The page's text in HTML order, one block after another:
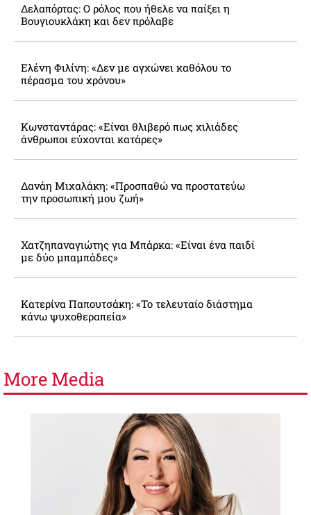
Δελαπόρτας: Ο ρόλος που ήθελε να παίξει η
Βουγιουκλάκη και δεν πρόλαβε
Ελένη Φιλίνη: «Δεν με αγχώνει καθόλου το
πέρασμα του χρόνου»
Κωνσταντάρας: «Είναι θλιβερό πως χιλιάδες
άνθρωποι εύχονται κατάρες»
Δανάη Μιχαλάκη: «Προσπαθώ να προστατεύω
την προσωπική μου ζωή»
Χατζηπαναγιώτης για Μπάρκα: «Είναι ένα παιδί
με δύο μπαμπάδες»
Κατερίνα Παπουτσάκη: «Το τελευταίο διάστημα
κάνω ψυχοθεραπεία»
More Media